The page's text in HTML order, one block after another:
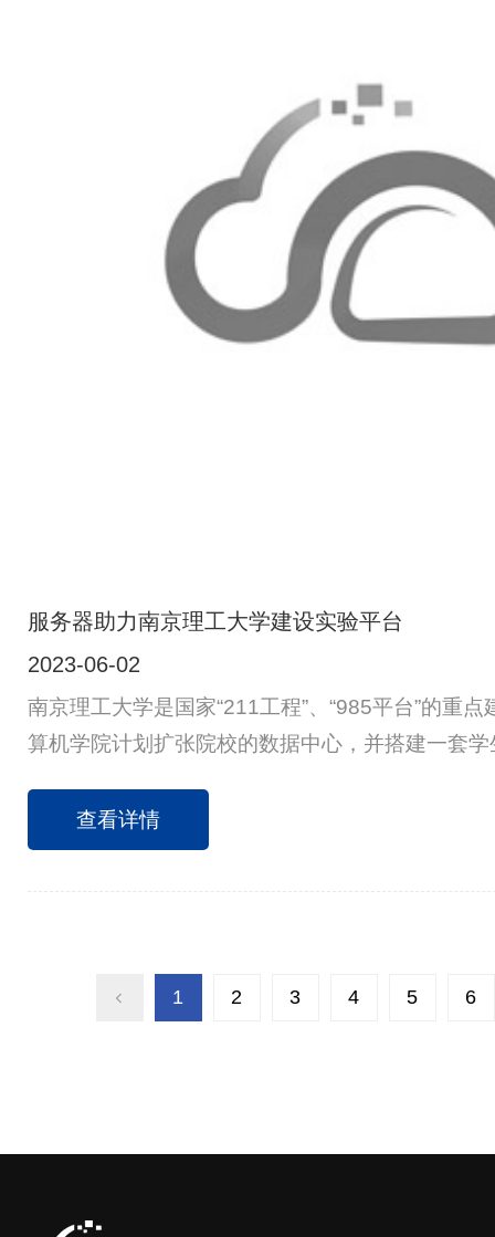
服务器助力南京理工大学建设实验平台
2023-06-02
南京理工大学是国家“211工程”、“985平台”的重
算机学院计划扩张院校的数据中心，并搭建一套
器虚拟化、防火墙、交换机等设备。而每新增系
署环境、让运维管理更为复杂，因此需要对基础
查看详情
1 2 3 4 5 6